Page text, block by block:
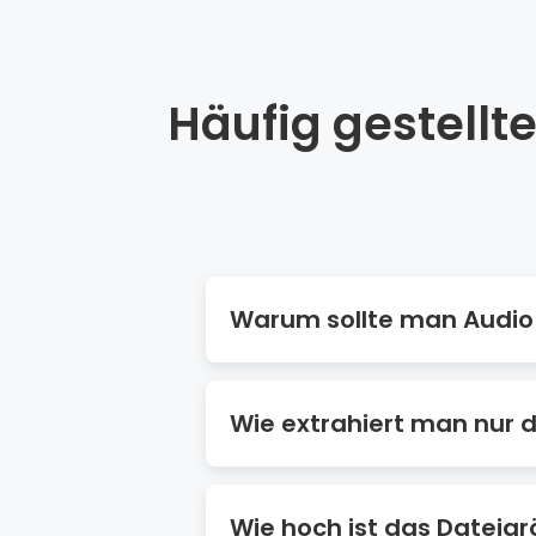
Häufig
Warum sollte man
einige Plattformen nur
Wie extrahiert man nur
Kompatibilität, schnelle
Wie hoch ist das